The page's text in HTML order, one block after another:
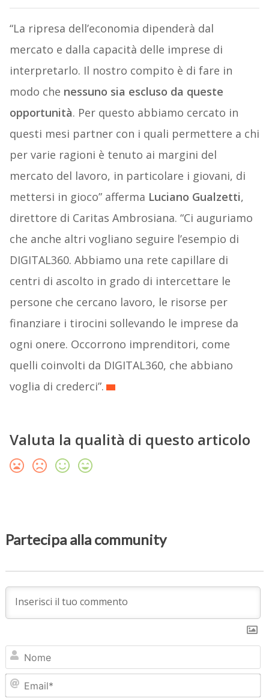
“La ripresa dell’economia dipenderà dal
mercato e dalla capacità delle imprese di
interpretarlo. Il nostro compito è di fare in
modo che nessuno sia escluso da queste
opportunità. Per questo abbiamo cercato in
questi mesi partner con i quali permettere a chi
per varie ragioni è tenuto ai margini del
mercato del lavoro, in particolare i giovani, di
mettersi in gioco” afferma Luciano Gualzetti,
direttore di Caritas Ambrosiana. “Ci auguriamo
che anche altri vogliano seguire l’esempio di
DIGITAL360. Abbiamo una rete capillare di
centri di ascolto in grado di intercettare le
persone che cercano lavoro, le risorse per
finanziare i tirocini sollevando le imprese da
ogni onere. Occorrono imprenditori, come
quelli coinvolti da DIGITAL360, che abbiano
voglia di crederci”.
Valuta la qualità di questo articolo
Partecipa alla community